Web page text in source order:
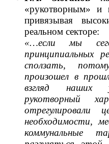
«рукотворным» и
привязывая
реальном секторе:
«…если мы
принципиальных
сползать,
произошел в
взгляд наших
рукотворный
необходимости,
коммунальные